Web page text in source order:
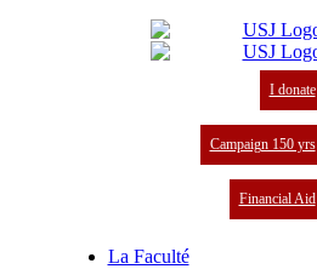
I donate
Campaign 150 yrs
Financial Aid
La Faculté